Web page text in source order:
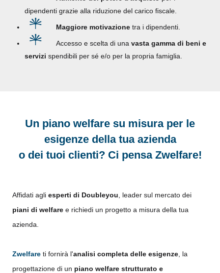
dipendenti grazie alla riduzione del carico fiscale.
Maggiore motivazione tra i dipendenti.
Accesso e scelta di una vasta gamma di beni e
servizi spendibili per sé e/o per la propria famiglia.
Un piano welfare su misura per le
esigenze della tua azienda
o dei tuoi clienti? Ci pensa Zwelfare!
Affidati agli esperti di Doubleyou , leader sul mercato dei
piani di welfare e richiedi un progetto a misura della tua
azienda.
Zwelfare ti fornirà l'analisi completa delle esigenze , la
progettazione di un piano welfare strutturato e